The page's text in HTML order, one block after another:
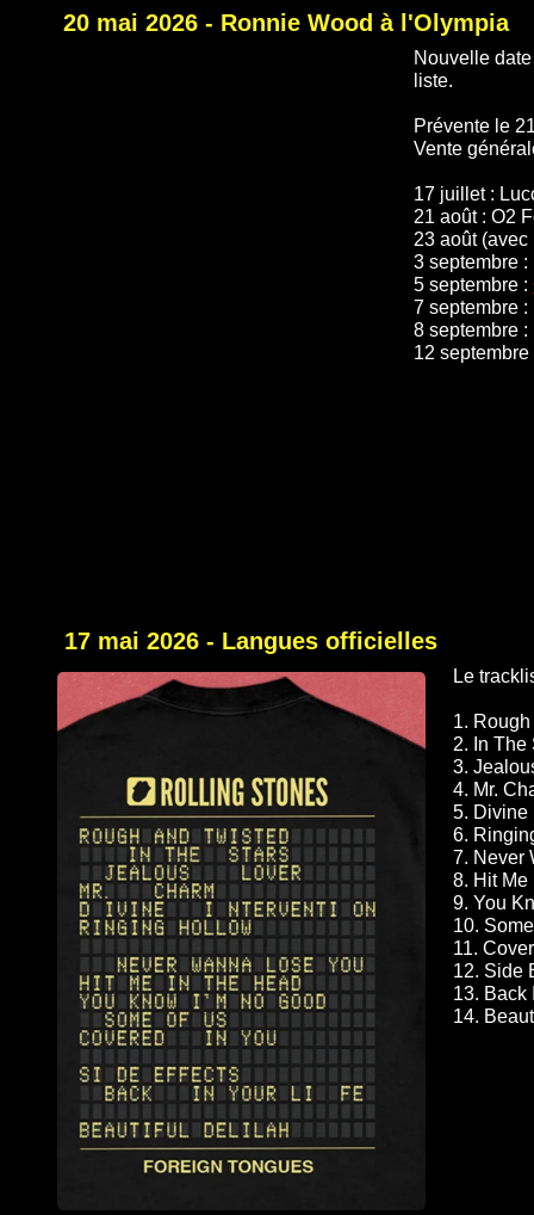
17 mai 2026 - Langues officielles
Le
1.
2. In The
3.
4. Mr.
5. Divine
6.
7. Never
8. Hit Me
9. You
10.
11.
12. Side
13. Back
14.
20 mai 2026 - Ronnie Wood à l'Olympia
Nouvelle
liste.
Prévente le
Vente
17 juillet :
21 août : O2
23 août
3 septembre
5 septembre :
7 septembre
8 septembre
12